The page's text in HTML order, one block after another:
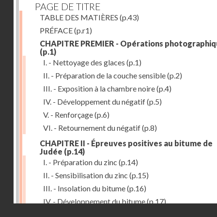
PAGE DE TITRE
TABLE DES MATIÈRES (p.43)
PRÉFACE(p.r1)
CHAPITRE PREMIER - Opérations
(p.1)
I. - Nettoyage des glaces (p.1)
II. - Préparation de la couche sensible(p.2)
III. - Exposition à la chambre noire(p.4)
IV. - Développement du négatif(p.5)
V. - Renforçage(p.6)
VI. - Retournement du négatif(p.8)
CHAPITRE II - Épreuves positives au bitume de
Judée (p.14)
I. - Préparation du zinc (p.14)
II. - Sensibilisation du zinc (p.15)
III. - Insolation du bitume(p.16)
IV. - Développement du bitume(p.17)